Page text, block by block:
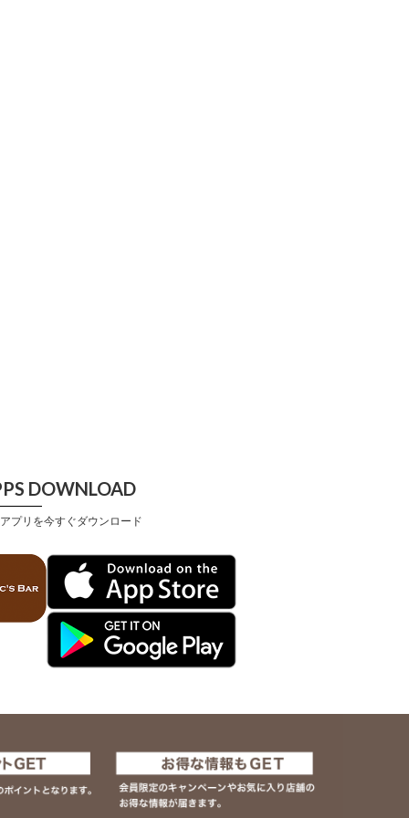
DOWNLOAD
プリを今すぐダウンロード